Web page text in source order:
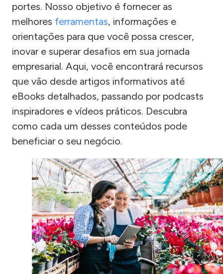
portes. Nosso objetivo é fornecer as
melhores ferramentas, informações e
orientações para que você possa crescer,
inovar e superar desafios em sua jornada
empresarial. Aqui, você encontrará recursos
que vão desde artigos informativos até
eBooks detalhados, passando por podcasts
inspiradores e vídeos práticos. Descubra
como cada um desses conteúdos pode
beneficiar o seu negócio.